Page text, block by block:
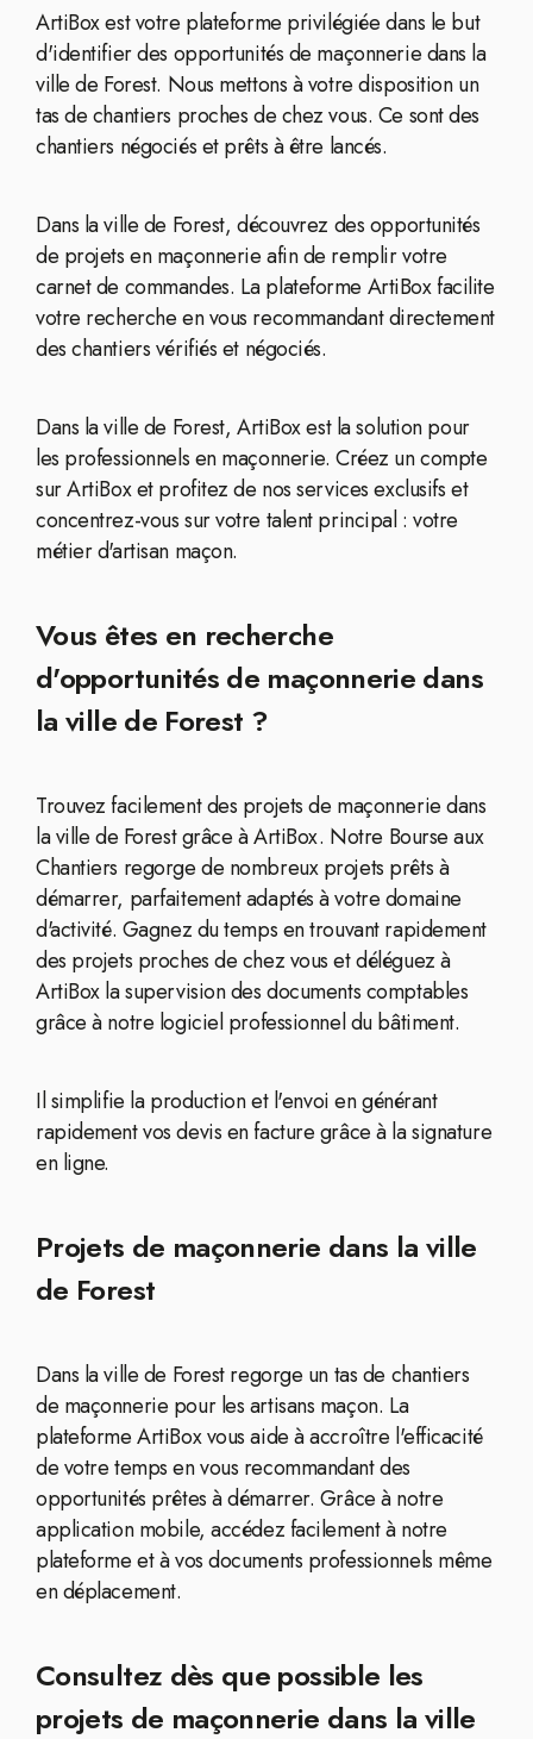
ArtiBox est votre plateforme privilégiée dans le but
d'identifier des opportunités de maçonnerie dans la
ville de Forest. Nous mettons à votre disposition un
tas de chantiers proches de chez vous. Ce sont des
chantiers négociés et prêts à être lancés.
Dans la ville de Forest, découvrez des opportunités
de projets en maçonnerie afin de remplir votre
carnet de commandes. La plateforme ArtiBox facilite
votre recherche en vous recommandant directement
des chantiers vérifiés et négociés.
Dans la ville de Forest, ArtiBox est la solution pour
les professionnels en maçonnerie. Créez un compte
sur ArtiBox et profitez de nos services exclusifs et
concentrez-vous sur votre talent principal : votre
métier d'artisan maçon.
Vous êtes en recherche
d'opportunités de maçonnerie dans
la ville de Forest ?
Trouvez facilement des projets de maçonnerie dans
la ville de Forest grâce à ArtiBox. Notre Bourse aux
Chantiers regorge de nombreux projets prêts à
démarrer, parfaitement adaptés à votre domaine
d'activité. Gagnez du temps en trouvant rapidement
des projets proches de chez vous et déléguez à
ArtiBox la supervision des documents comptables
grâce à notre logiciel professionnel du bâtiment.
Il simplifie la production et l'envoi en générant
rapidement vos devis en facture grâce à la signature
en ligne.
Projets de maçonnerie dans la ville
de Forest
Dans la ville de Forest regorge un tas de chantiers
de maçonnerie pour les artisans maçon. La
plateforme ArtiBox vous aide à accroître l'efficacité
de votre temps en vous recommandant des
opportunités prêtes à démarrer. Grâce à notre
application mobile, accédez facilement à notre
plateforme et à vos documents professionnels même
en déplacement.
Consultez dès que possible les
projets de maçonnerie dans la ville